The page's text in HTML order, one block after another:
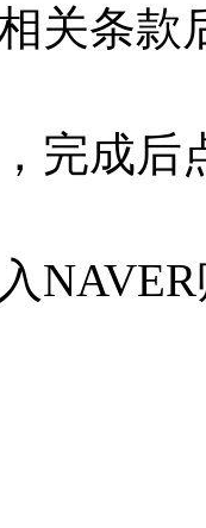
关条款
完成后